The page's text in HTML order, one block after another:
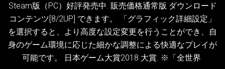
Steam版（PC）好評発売中. 販売価格通常版 ダウンロード
コンテンツ[8/2UP] できます。 「グラフィック詳細設定」
を選択すると、より高度な設定変更を行うことができ、自
身のゲーム環境に応じた細かな調整による快適なプレイが
可能です。 日本ゲーム大賞2018 大賞. ※「全世界